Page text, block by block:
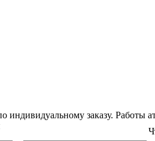
индивидуальному заказу. Работы